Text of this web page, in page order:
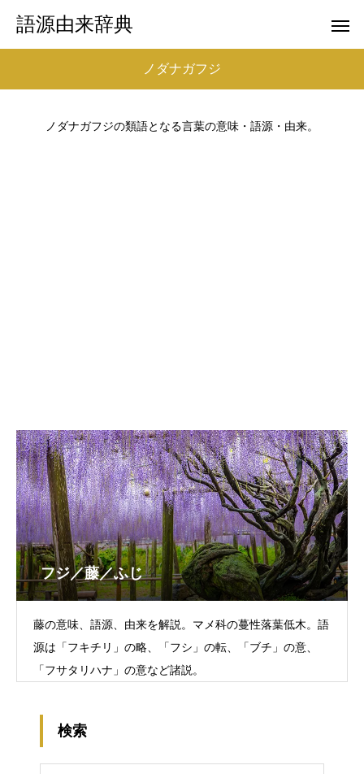
語源由来辞典
ノダナガフジ
ノダナガフジの類語となる言葉の意味・語源・由来。
フジ／藤／ふじ
藤の意味、語源、由来を解説。マメ科の蔓性落葉低木。語
源は「フキチリ」の略、「フシ」の転、「ブチ」の意、
「フサタリハナ」の意など諸説。
検索